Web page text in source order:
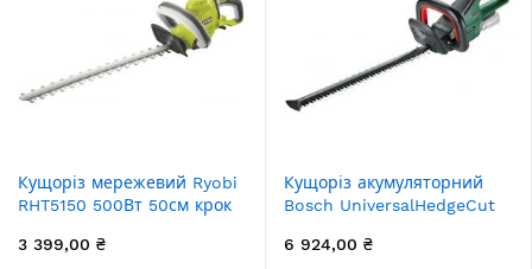
Кущоріз мережевий Ryobi
RHT5150 500Вт 50см крок
3 399,00 ₴
Кущоріз акумуляторний
Bosch UniversalHedgeCut
20мм 2.3кг без АКБ та ЗП
6 924,00 ₴